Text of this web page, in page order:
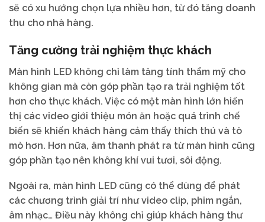
sẽ có xu hướng chọn lựa nhiều hơn, từ đó tăng doanh
thu cho nhà hàng.
Tăng cường trải nghiệm thực khách
Màn hình LED không chỉ làm tăng tính thẩm mỹ cho
không gian mà còn góp phần tạo ra trải nghiệm tốt
hơn cho thực khách. Việc có một màn hình lớn hiển
thị các video giới thiệu món ăn hoặc quá trình chế
biến sẽ khiến khách hàng cảm thấy thích thú và tò
mò hơn. Hơn nữa, âm thanh phát ra từ màn hình cũng
góp phần tạo nên không khí vui tươi, sôi động.
Ngoài ra, màn hình LED cũng có thể dùng để phát
các chương trình giải trí như video clip, phim ngắn,
âm nhạc… Điều này không chỉ giúp khách hàng thư